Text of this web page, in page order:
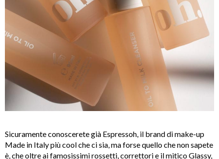
Sicuramente conoscerete già Espressoh, il brand di make-up
Made in Italy più cool che ci sia, ma forse quello che non sapete
è, che oltre ai famosissimi rossetti, correttori e il mitico Glassy,